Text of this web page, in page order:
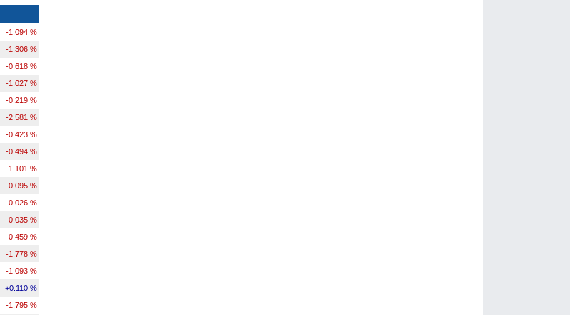
-1.094 %
-1.306 %
-0.618 %
-1.027 %
-0.219 %
-2.581 %
-0.423 %
-0.494 %
-1.101 %
-0.095 %
-0.026 %
-0.035 %
-0.459 %
-1.778 %
-1.093 %
+0.110 %
-1.795 %